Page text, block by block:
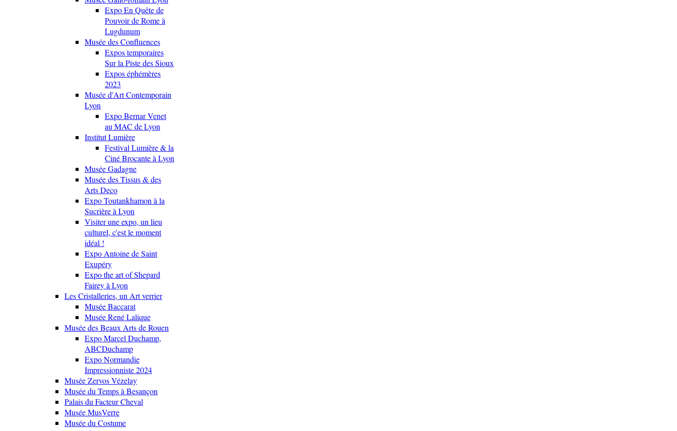
Expo En Quête de
Pouvoir de Rome à
Lugdunum
Musée des Confluences
Expos temporaires
Sur la Piste des Sioux
Expos éphémères
2023
Musée d'Art Contemporain
Lyon
Expo Bernar Venet
au MAC de Lyon
Institut Lumière
Festival Lumière & la
Ciné Brocante à Lyon
Musée Gadagne
Musée des Tissus & des
Arts Deco
Expo Toutankhamon à la
Sucrière à Lyon
Visiter une expo, un lieu
culturel, c'est le moment
idéal !
Expo Antoine de Saint
Exupéry
Expo the art of Shepard
Fairey à Lyon
Les Cristalleries, un Art verrier
Musée Baccarat
Musée René Lalique
Musée des Beaux Arts de Rouen
Expo Marcel Duchamp,
ABCDuchamp
Expo Normandie
Impressionniste 2024
Musée Zervos Vézelay
Musée du Temps à Besançon
Palais du Facteur Cheval
Musée MusVerre
Musée du Costume